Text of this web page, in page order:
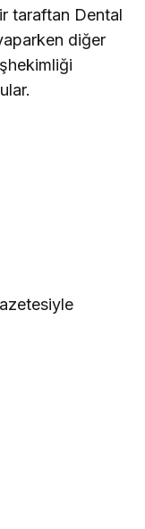
taraftan Dental
yaparken diğer